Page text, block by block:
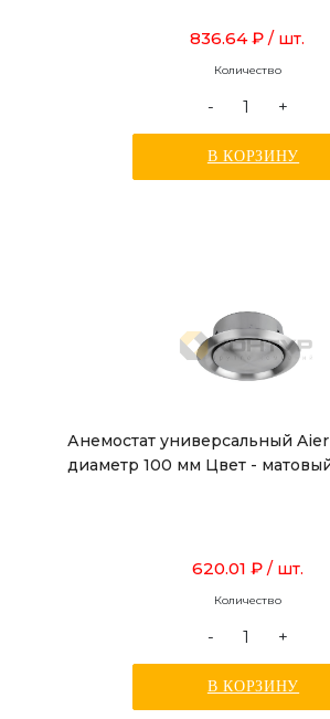
836.64 ₽ / шт.
Количество
- +
В КОРЗИНУ
Анемостат универсальный Aier
диаметр 100 мм Цвет -
620.01 ₽ / шт.
Количество
- +
В КОРЗИНУ